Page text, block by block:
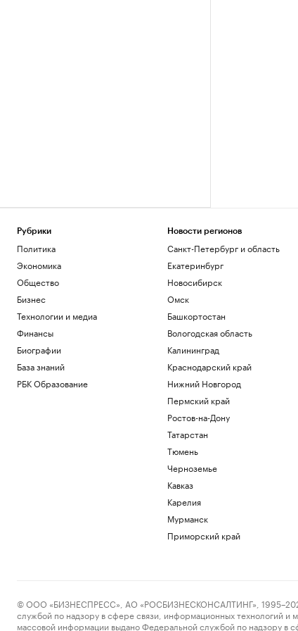
Рубрики
Политика
Экономика
Общество
Бизнес
Технологии и медиа
Финансы
Биографии
База знаний
РБК Образование
Новости регионов
Санкт-Петербург и область
Екатеринбург
Новосибирск
Омск
Башкортостан
Вологодская область
Калининград
Краснодарский край
Нижний Новгород
Пермский край
Ростов-на-Дону
Татарстан
Тюмень
Черноземье
Кавказ
Карелия
Мурманск
Приморский край
© ООО «БИЗНЕСПРЕСС», АО «РОСБИЗНЕСКОНСАЛТИНГ», 1995–2026.
службой по надзору в сфере связи, информационных технологий
массовой информации выдано Федеральной службой по надзору